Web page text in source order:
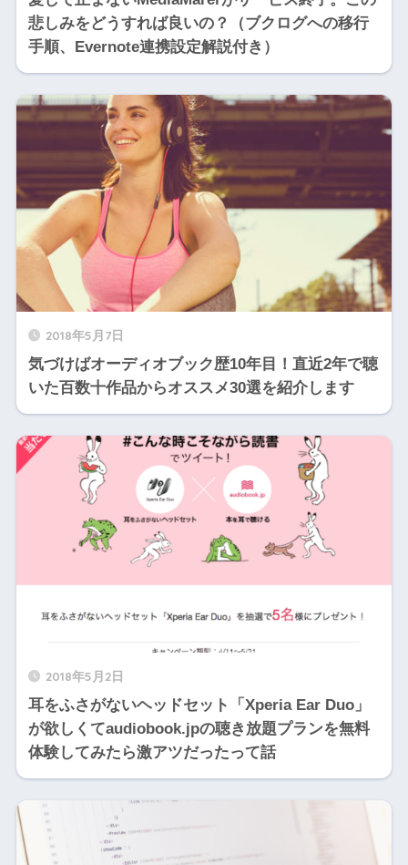
悲しみをどうすれば良いの？（ブクログへの移行
手順、Evernote連携設定解説付き）
2018年5月7日
気づけばオーディオブック歴10年目！直近2年で聴
いた百数十作品からオススメ30選を紹介します
2018年5月2日
耳をふさがないヘッドセット「Xperia Ear Duo」
が欲しくてaudiobook.jpの聴き放題プランを無料
体験してみたら激アツだったって話